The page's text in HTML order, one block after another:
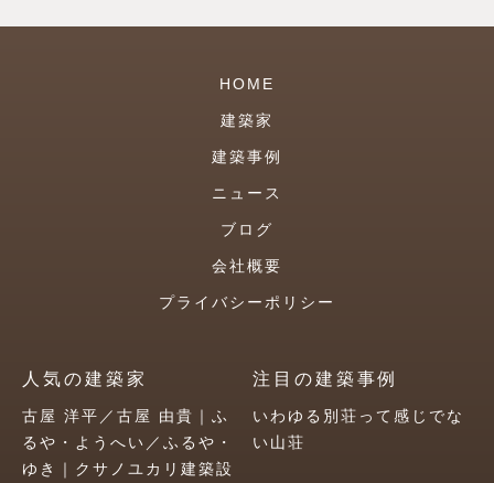
HOME
建築家
建築事例
ニュース
ブログ
会社概要
プライバシーポリシー
人気の建築家
古屋 洋平／古屋 由貴｜ふ
るや・ようへい／ふるや・
ゆき｜クサノユカリ建築設
注目の建築事例
いわゆる別荘って感じでな
い山荘